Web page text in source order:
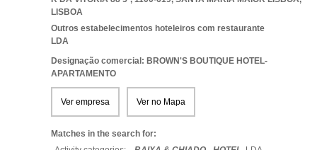
LISBOA
Outros estabelecimentos hoteleiros com restaurante
LDA
Designação comercial: BROWN'S BOUTIQUE HOTEL-
APARTAMENTO
Ver empresa Ver no Mapa
Matches in the search for: